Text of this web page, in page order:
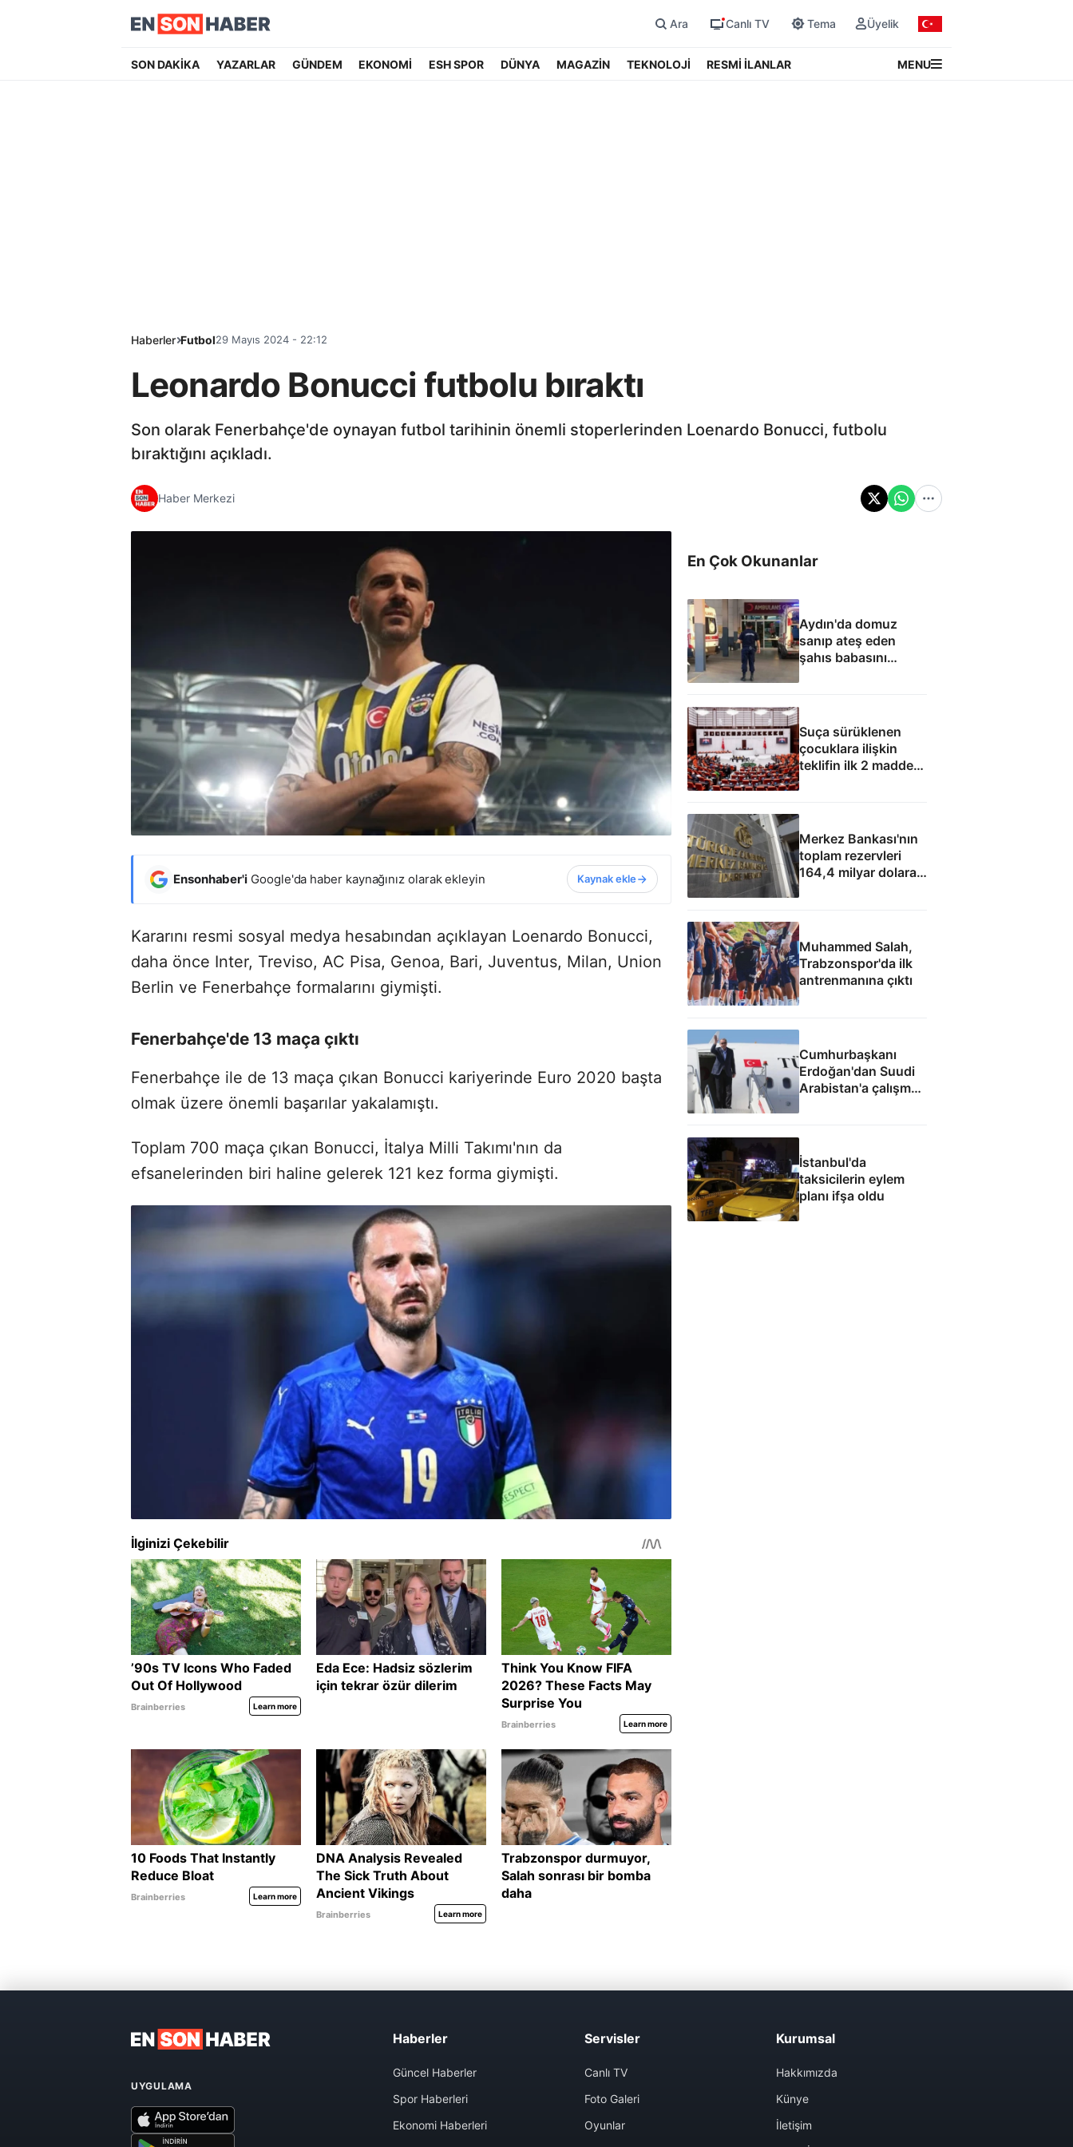
Ara Canlı TV Tema Üyelik
SON DAKİKA YAZARLAR GÜNDEM EKONOMİ ESH SPOR DÜNYA MAGAZİN TEKNOLOJİ RESMİ İLANLAR MENU
Haberler Futbol29 Mayıs 2024 - 22:12
Leonardo Bonucci futbolu bıraktı
Son olarak Fenerbahçe'de oynayan futbol tarihinin önemli stoperlerinden Loenardo Bonucci, futbolu
bıraktığını açıkladı.
Haber Merkezi
Ensonhaber'i Google'da haber kaynağınız olarak ekleyin Kaynak ekle
Kararını resmi sosyal medya hesabından açıklayan Loenardo Bonucci,
daha önce Inter, Treviso, AC Pisa, Genoa, Bari, Juventus, Milan, Union
Berlin ve Fenerbahçe formalarını giymişti.
Fenerbahçe'de 13 maça çıktı
Fenerbahçe ile de 13 maça çıkan Bonucci kariyerinde Euro 2020 başta
olmak üzere önemli başarılar yakalamıştı.
Toplam 700 maça çıkan Bonucci, İtalya Milli Takımı'nın da
efsanelerinden biri haline gelerek 121 kez forma giymişti.
En Çok Okunanlar
Aydın'da domuz
sanıp ateş eden
şahıs babasını
Suça sürüklenen
çocuklara ilişkin
teklifin ilk 2 maddesi
kabul edildi
Merkez Bankası'nın
toplam rezervleri
164,4 milyar dolara
yükseldi
Muhammed Salah,
Trabzonspor'da ilk
antrenmanına çıktı
Cumhurbaşkanı
Erdoğan'dan Suudi
Arabistan'a çalışma
İstanbul'da
taksicilerin eylem
planı ifşa oldu
UYGULAMA
Haberler
Güncel Haberler
Spor Haberleri
Ekonomi Haberleri
Servisler
Canlı TV
Foto Galeri
Oyunlar
Kurumsal
Hakkımızda
Künye
İletişim